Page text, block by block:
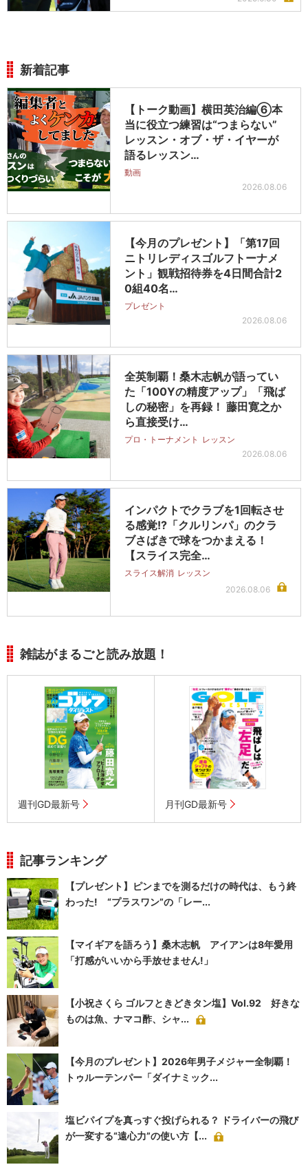
新着記事
【トーク動画】横田英治編⑥本
当に役立つ練習は“つまらない”
レッスン・オブ・ザ・イヤーが
語るレッスン…
動画
2026.08.06
【今月のプレゼント】「第17回
ニトリレディスゴルフトーナメ
ント」観戦招待券を4日間合計2
0組40名…
プレゼント
2026.08.06
全英制覇！桑木志帆が語ってい
た「100Yの精度アップ」「飛ば
しの秘密」を再録！ 藤田寛之か
ら直接受け…
プロ・トーナメント レッスン
2026.08.06
インパクトでクラブを1回転させ
る感覚!?「クルリンパ」のクラ
ブさばきで球をつかまえる！
【スライス完全…
スライス解消 レッスン
2026.08.06
雑誌がまるごと読み放題！
週刊GD最新号 月刊GD最新号
記事ランキング
【プレゼント】ピンまでを測るだけの時代は、もう終
わった! “プラスワン”の「レー...
【マイギアを語ろう】桑木志帆 アイアンは8年愛用
「打感がいいから手放せません!」
【小祝さくら ゴルフときどきタン塩】Vol.92 好きな
ものは魚、ナマコ酢、シャ...
【今月のプレゼント】2026年男子メジャー全制覇！
トゥルーテンパー「ダイナミック...
塩ビパイプを真っすぐ投げられる？ ドライバーの飛び
が一変する“遠心力”の使い方【...